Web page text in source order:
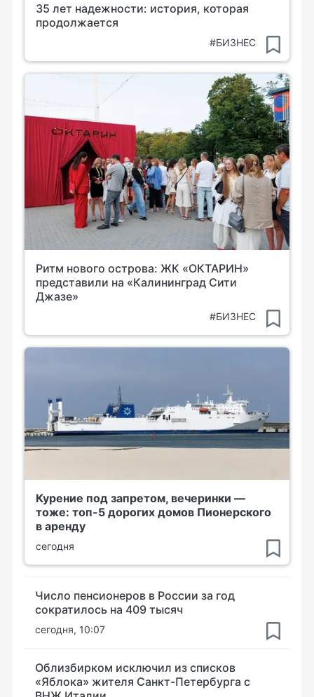
35 лет надежности: история, которая
продолжается
#БИЗНЕС
Ритм нового острова: ЖК «ОКТАРИН»
представили на «Калининград Сити
Джазе»
#БИЗНЕС
Курение под запретом, вечеринки —
тоже: топ-5 дорогих домов Пионерского
в аренду
сегодня
Число пенсионеров в России за год
сократилось на 409 тысяч
сегодня, 10:07
Облизбирком исключил из списков
«Яблока» жителя Санкт-Петербурга с